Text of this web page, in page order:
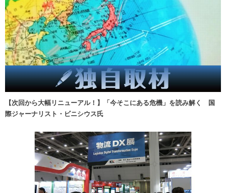
【次回から大幅リニューアル！】「今そこにある危機」を読み解く 国
際ジャーナリスト・ビニシウス氏